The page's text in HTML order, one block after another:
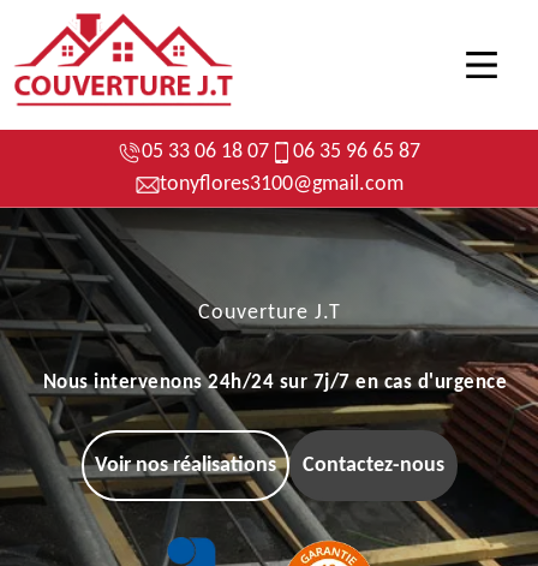
05 33 06 18 07
06 35 96 65 87
tonyflores3100@gmail.com
Couverture J.T
Nous intervenons 24h/24 sur 7j/7 en cas d'urgence
Voir nos réalisations Contactez-nous